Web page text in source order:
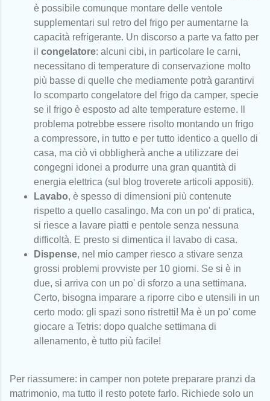
è possibile comunque montare delle ventole
supplementari sul retro del frigo per aumentarne la
capacità refrigerante. Un discorso a parte va fatto per
il congelatore: alcuni cibi, in particolare le carni,
necessitano di temperature di conservazione molto
più basse di quelle che mediamente potrà garantirvi
lo scomparto congelatore del frigo da camper, specie
se il frigo è esposto ad alte temperature esterne. Il
problema potrebbe essere risolto montando un frigo
a compressore, in tutto e per tutto identico a quello di
casa, ma ciò vi obbligherà anche a utilizzare dei
congegni idonei a produrre una gran quantità di
energia elettrica (sul blog troverete articoli appositi).
Lavabo, è spesso di dimensioni più contenute
rispetto a quello casalingo. Ma con un po' di pratica,
si riesce a lavare piatti e pentole senza nessuna
difficoltà. E presto si dimentica il lavabo di casa.
Dispense, nel mio camper riesco a stivare senza
grossi problemi provviste per 10 giorni. Se si è in
due, si arriva con un po' di sforzo a una settimana.
Certo, bisogna imparare a riporre cibo e utensili in un
certo modo: gli spazi sono ristretti! Ma è un po' come
giocare a Tetris: dopo qualche settimana di
allenamento, è tutto più facile!
Per riassumere: in camper non potete preparare pranzi da
matrimonio, ma tutto il resto potete farlo. Richiede solo un